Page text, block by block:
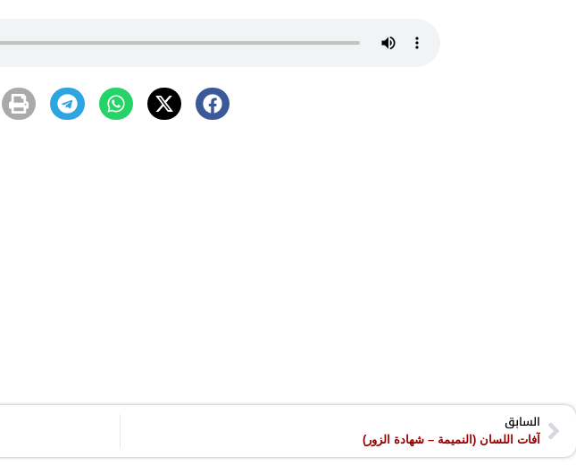
السابق
آفات اللسان (النميمة – شهادة الزور)